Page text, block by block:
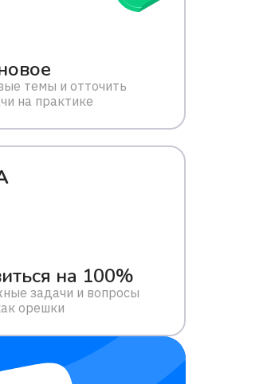
темы и отточить
на практике
на 100%
задачи и вопросы
орешки